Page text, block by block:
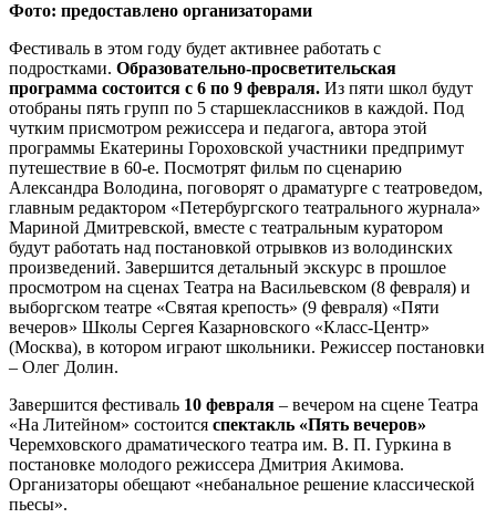
Фото: предоставлено организаторами
Фестиваль в этом году будет активнее работать с
подростками. Образовательно-просветительская
программа состоится с 6 по 9 февраля. Из пяти школ будут
отобраны пять групп по 5 старшеклассников в каждой. Под
чутким присмотром режиссера и педагога, автора этой
программы Екатерины Гороховской участники предпримут
путешествие в 60-е. Посмотрят фильм по сценарию
Александра Володина, поговорят о драматурге с театроведом,
главным редактором «Петербургского театрального журнала»
Мариной Дмитревской, вместе с театральным куратором
будут работать над постановкой отрывков из володинских
произведений. Завершится детальный экскурс в прошлое
просмотром на сценах Театра на Васильевском (8 февраля) и
выборгском театре «Святая крепость» (9 февраля) «Пяти
вечеров» Школы Сергея Казарновского «Класс-Центр»
(Москва), в котором играют школьники. Режиссер постановки
– Олег Долин.
Завершится фестиваль 10 февраля – вечером на сцене Театра
«На Литейном» состоится спектакль «Пять вечеров»
Черемховского драматического театра им. В. П. Гуркина в
постановке молодого режиссера Дмитрия Акимова.
Организаторы обещают «небанальное решение классической
пьесы».